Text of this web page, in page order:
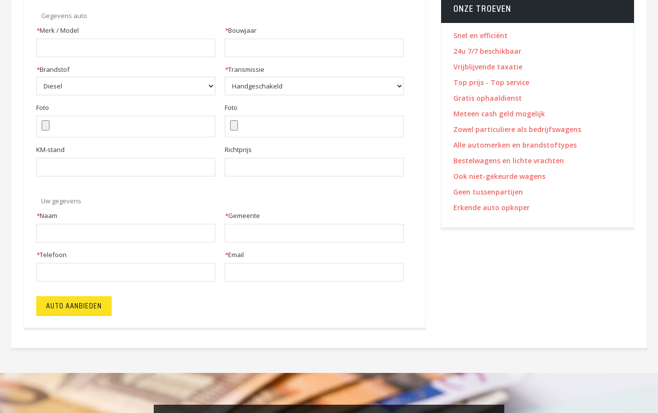
Gegevens auto
*Merk / Model *Bouwjaar
*Brandstof *Transmissie
Foto Foto
KM-stand Richtprijs
Uw gegevens
*Naam *Gemeente
*Telefoon *Email
ONZE TROEVEN
Snel en efficiënt
24u 7/7 beschikbaar
Vrijblijvende taxatie
Top prijs - Top service
Gratis ophaaldienst
Meteen cash geld mogelijk
Zowel particuliere als bedrijfswagens
Alle automerken en brandstoftypes
Bestelwagens en lichte vrachten
Ook niet-gekeurde wagens
Geen tussenpartijen
Erkende auto opkoper